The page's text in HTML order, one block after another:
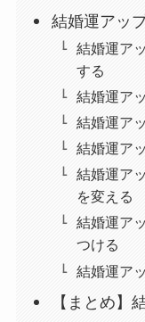
結婚運アッ
結婚運ア
する
結婚運ア
結婚運ア
結婚運ア
結婚運ア
を変える
結婚運ア
つける
結婚運ア
【まとめ】